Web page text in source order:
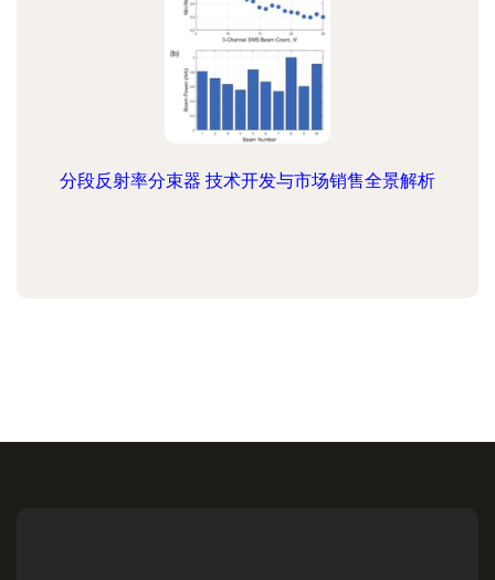
分段反射率分束器 技术开发与市场销售全景解析